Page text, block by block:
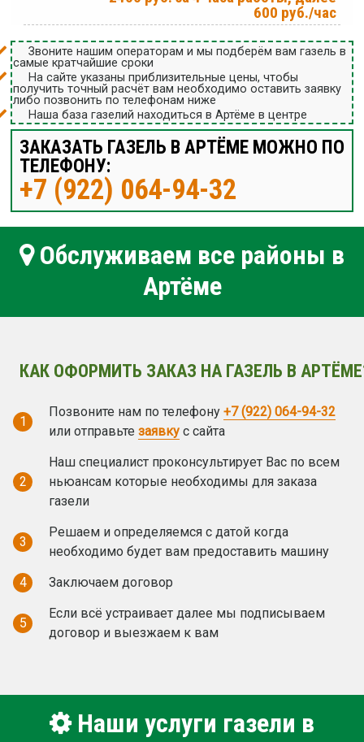
600 руб./час
Звоните нашим операторам и мы подберём вам газель в
самые кратчайшие сроки
На сайте указаны приблизительные цены, чтобы
получить точный расчёт вам необходимо оставить заявку
либо позвонить по телефонам ниже
Наша база газелий находиться в Артёме в центре
ЗАКАЗАТЬ ГАЗЕЛЬ В АРТЁМЕ МОЖНО ПО
ТЕЛЕФОНУ:
+7 (922) 064-94-32
Обслуживаем все районы в
Артёме
КАК ОФОРМИТЬ ЗАКАЗ НА ГАЗЕЛЬ В
1
Позвоните нам по телефону +7 (922) 064-94-32
или отправьте заявку с сайта
2
Наш специалист проконсультирует Вас по всем
ньюансам которые необходимы для заказа
газели
3
Решаем и определяемся с датой когда
необходимо будет вам предоставить машину
4
Заключаем договор
5
Если всё устраивает далее мы подписываем
договор и выезжаем к вам
Наши услуги газели в